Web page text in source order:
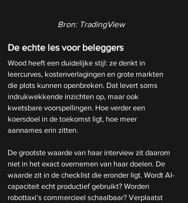
Bron: TradingView
De echte les voor beleggers
Wood heeft een duidelijke stijl: ze denkt in
leercurves, kostenverlagingen en grote markten
die plots kunnen openbreken. Dat levert soms
indrukwekkende inzichten op, maar ook
kwetsbare voorspellingen. Hoe verder een
koersdoel in de toekomst ligt, hoe meer
aannames erin zitten.
De grootste waarde van haar interview zit daarom
niet in het exact overnemen van haar doelen. De
waarde zit in de checklist die eronder ligt. Wordt AI-
capaciteit echt productief gebruikt? Worden
robottaxi’s commercieel schaalbaar? Verplaatst